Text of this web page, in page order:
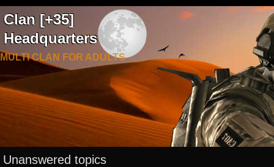
Clan [+35]
Headquarters
MULTI CLAN FOR ADULTS
Unanswered topics